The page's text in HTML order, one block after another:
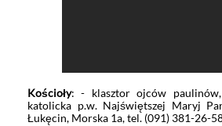
Kościoły: - klasztor ojców
katolicka p.w. Najświętszej Maryj
Łukęcin, Morska 1a, tel. (091) 381-26-